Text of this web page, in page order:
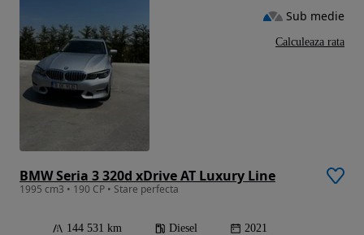
BMW Seria 3 320d xDrive AT Luxury Line
1995 cm3 • 190 CP • Stare perfecta
144 531 km Diesel 2021
Sub medie
Calculeaza rata